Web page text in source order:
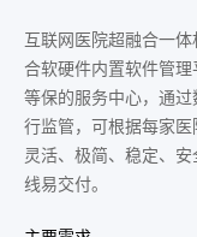
互联网医院超融合一
合软硬件内置软件管
等保的服务中心，通
行监管，可根据每家
灵活、极简、稳定、
线易交付。